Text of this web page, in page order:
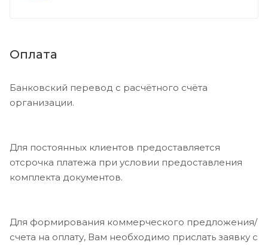
Оплата
Банковский перевод с расчётного счёта
организации.
Для постоянных клиентов предоставляется
отсрочка платежа при условии предоставления
комплекта документов.
Для формирования коммерческого предложения/
счета на оплату, Вам необходимо прислать заявку с